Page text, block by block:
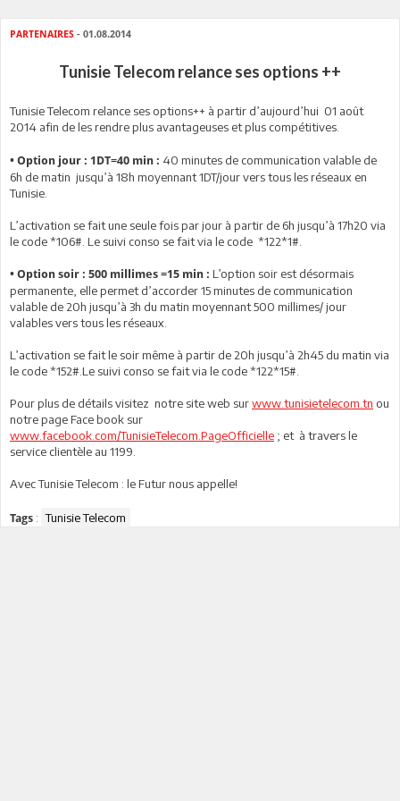
PARTENAIRES - 01.08.2014
Tunisie Telecom relance ses options ++
Tunisie Telecom relance ses options++ à partir d’aujourd’hui 01 août
2014 afin de les rendre plus avantageuses et plus compétitives.
• Option jour : 1DT=40 min : 40 minutes de communication valable de
6h de matin jusqu’à 18h moyennant 1DT/jour vers tous les réseaux en
Tunisie.
L’activation se fait une seule fois par jour à partir de 6h jusqu’à 17h20 via
le code *106#. Le suivi conso se fait via le code *122*1#.
• Option soir : 500 millimes =15 min : L’option soir est désormais
permanente, elle permet d’accorder 15 minutes de communication
valable de 20h jusqu’à 3h du matin moyennant 500 millimes/ jour
valables vers tous les réseaux.
L’activation se fait le soir même à partir de 20h jusqu’à 2h45 du matin via
le code *152#.Le suivi conso se fait via le code *122*15#.
Pour plus de détails visitez notre site web surwww.tunisietelecom.tn ou
notre page Face book sur
www.facebook.com/TunisieTelecom.PageOfficielle ; et à travers le
service clientèle au 1199.
Avec Tunisie Telecom : le Futur nous appelle!
Tags : Tunisie Telecom